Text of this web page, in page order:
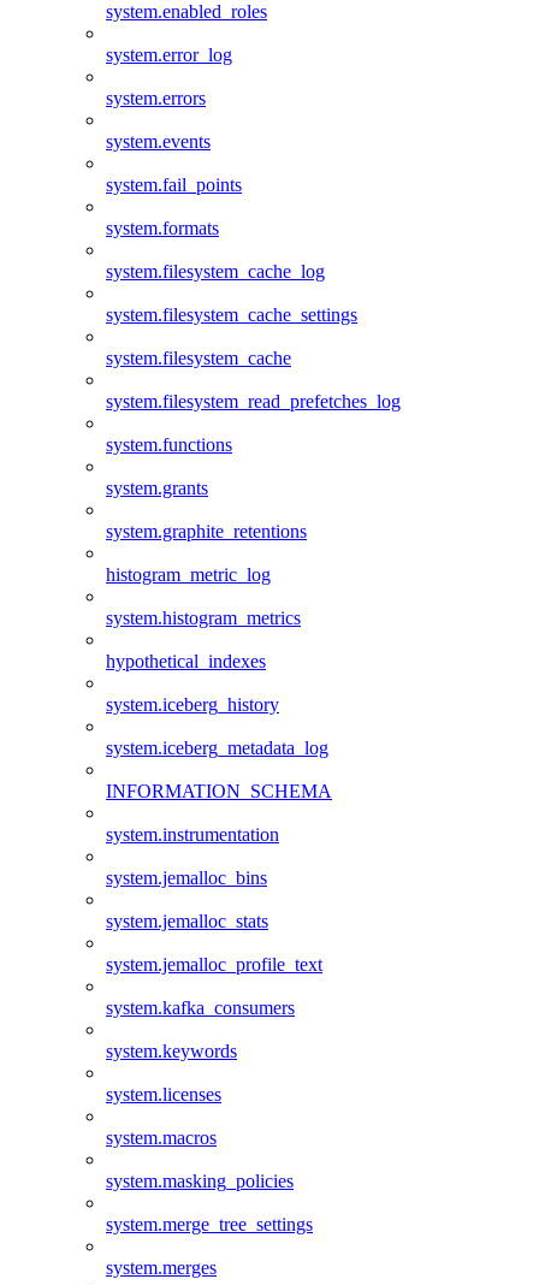
system.enabled_roles
system.error_log
system.errors
system.events
system.fail_points
system.formats
system.filesystem_cache_log
system.filesystem_cache_settings
system.filesystem_cache
system.filesystem_read_prefetches_log
system.functions
system.grants
system.graphite_retentions
histogram_metric_log
system.histogram_metrics
hypothetical_indexes
system.iceberg_history
system.iceberg_metadata_log
INFORMATION_SCHEMA
system.instrumentation
system.jemalloc_bins
system.jemalloc_stats
system.jemalloc_profile_text
system.kafka_consumers
system.keywords
system.licenses
system.macros
system.masking_policies
system.merge_tree_settings
system.merges